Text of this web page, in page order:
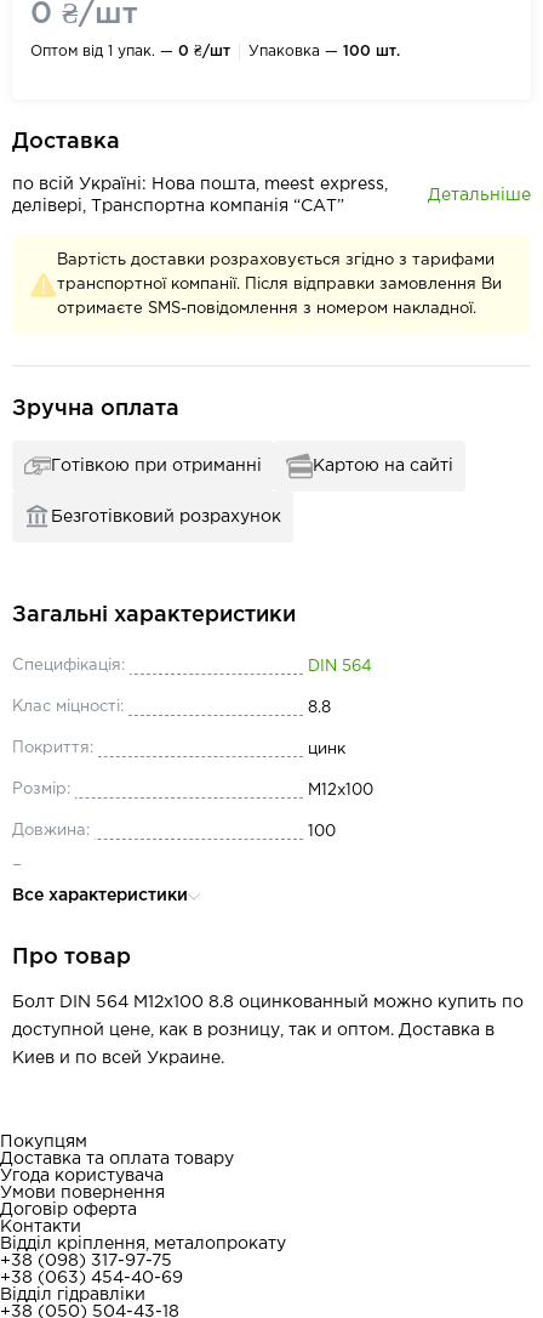
0 ₴/шт
Оптом від 1 упак. — 0 ₴/шт Упаковка — 100 шт.
Доставка
по всій Україні: Нова пошта, meest express,
делівері, Транспортна компанія “САТ”
Детальніше
Вартість доставки розраховується згідно з тарифами
транспортної компанії. Після відправки замовлення Ви
отримаєте SMS-повідомлення з номером накладної.
Зручна оплата
Готівкою при отриманні Картою на сайті
Безготівковий розрахунок
Про товар
Болт DIN 564 M12x100 8.8 оцинкованный можно купить по
доступной цене, как в розницу, так и оптом. Доставка в
Киев и по всей Украине.
Загальні характеристики
Специфікація: DIN 564
Клас міцності: 8.8
Покриття: цинк
Розмір: М12x100
Довжина: 100
Матеріал:
Головка: шестигранна
Все характеристики
Покупцям
Доставка та оплата товару
Угода користувача
Умови повернення
Договір оферта
Контакти
Відділ кріплення, металопрокату
+38 (098) 317-97-75
+38 (063) 454-40-69
Відділ гідравліки
+38 (050) 504-43-18